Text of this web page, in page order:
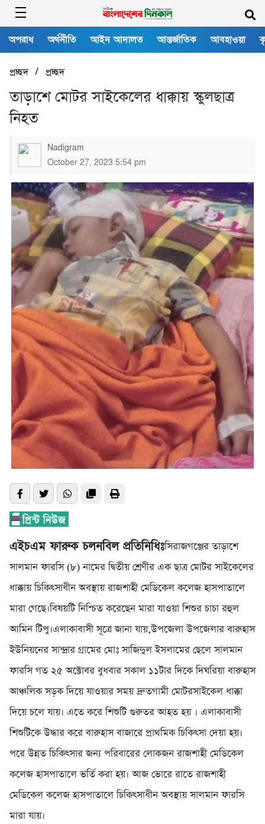
অপরাধ অর্থনীতি আইন আদালত আন্তর্জাতিক আবহাওয়া
প্রচ্ছদ/ প্রচ্ছদ
তাড়াশে মোটর সাইকেলের ধাক্কায় স্কুলছাত্র
নিহত
Nadigram
October 27, 2023 5:54 pm
এইচএম ফারুক চলনবিল প্রতিনিধিঃসিরাজগঞ্জের তাড়াশে
সালমান ফারসি (৮) নামের দ্বিতীয় শ্রেণীর এক ছাত্র মোটর সাইকেলের
ধাক্কায় চিকিৎসাধীন অবস্থায় রাজশাহী মেডিকেল কলেজ হাসপাতালে
মারা গেছে।বিষয়টি নিশ্চিত করেছেন মারা যাওয়া শিশুর চাচা রহুল
আমিন টিপু।এলাকাবাসী সূত্রে জানা যায়,উপজেলা উপজেলার বারুহাস
ইউনিয়নের সান্দ্রার গ্রামের মোঃ সাজিদুল ইসলামের ছেলে সালমান
ফারসি গত ২৫ অক্টোবর বুধবার সকাল ১১টার দিকে দিঘরিয়া বারুহাস
আঞ্চলিক সড়ক দিয়ে যাওয়ার সময় দ্রুতগামী মোটরসাইকেল ধাক্কা
দিয়ে চলে যায়। এতে করে শিশুটি গুরুতর আহত হয় । এলাকাবাসী
শিশুটিকে উদ্ধার করে বারুহাস বাজারে প্রাথমিক চিকিৎসা দেয়া হয়।
পরে উন্নত চিকিৎসার জন্য পরিবারের লোকজন রাজশাহী মেডিকেল
কলেজ হাসপাতালে ভর্তি করা হয়। আজ ভোরে রাতে রাজশাহী
মেডিকেল কলেজ হাসপাতালে চিকিৎসাধীন অবস্থায় সালমান ফারসি
মারা যায়।